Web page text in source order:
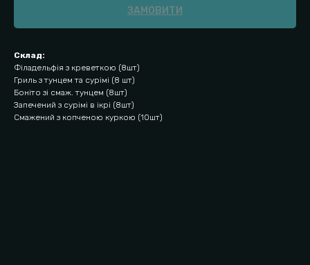
ЗАМОВИТИ
Склад:
Філадельфія з креветкою (8шт)
Гриль з тунцем та сурімі (8 шт)
Боніто зі смаж. тунцем (8шт)
Запечений з сурімі в ікрі (8шт)
Смажений з копченою куркою (10шт)